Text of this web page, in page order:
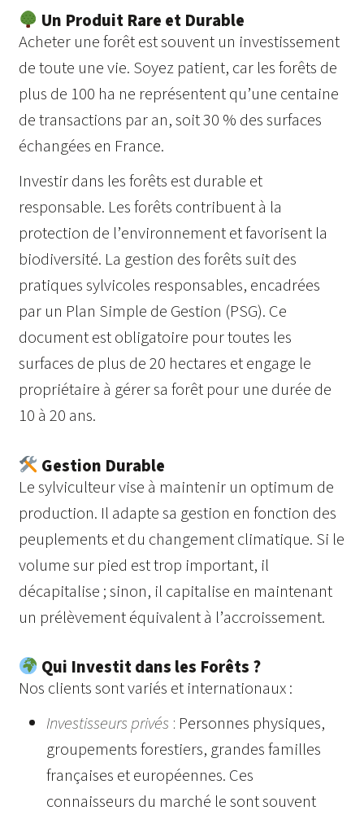
Un Produit Rare et Durable
Acheter une forêt est souvent un investissement
de toute une vie. Soyez patient, car les forêts de
plus de 100 ha ne représentent qu’une centaine
de transactions par an, soit 30 % des surfaces
échangées en France.
Investir dans les forêts est durable et
responsable. Les forêts contribuent à la
protection de l’environnement et favorisent la
biodiversité. La gestion des forêts suit des
pratiques sylvicoles responsables, encadrées
par un Plan Simple de Gestion (PSG). Ce
document est obligatoire pour toutes les
surfaces de plus de 20 hectares et engage le
propriétaire à gérer sa forêt pour une durée de
10 à 20 ans.
Gestion Durable
Le sylviculteur vise à maintenir un optimum de
production. Il adapte sa gestion en fonction des
peuplements et du changement climatique. Si le
volume sur pied est trop important, il
décapitalise ; sinon, il capitalise en maintenant
un prélèvement équivalent à l’accroissement.
Qui Investit dans les Forêts ?
Nos clients sont variés et internationaux :
Investisseurs privés : Personnes physiques,
groupements forestiers, grandes familles
françaises et européennes. Ces
connaisseurs du marché le sont souvent